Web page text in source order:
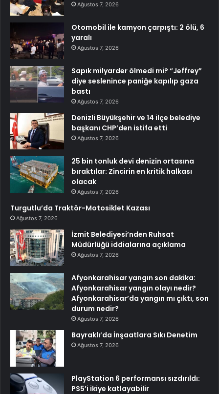
Ağustos 7, 2026
Otomobil ile kamyon çarpıştı: 2 ölü, 6
yaralı
Ağustos 7, 2026
Sapık milyarder ölmedi mi? “Jeffrey”
diye seslenince paniğe kapılıp gaza
bastı
Ağustos 7, 2026
Denizli Büyükşehir ve 14 ilçe belediye
başkanı CHP’den istifa etti
Ağustos 7, 2026
25 bin tonluk devi denizin ortasına
bıraktılar: Zincirin en kritik halkası
olacak
Ağustos 7, 2026
Turgutlu’da Traktör-Motosiklet Kazası
Ağustos 7, 2026
İzmit Belediyesi’nden Ruhsat
Müdürlüğü iddialarına açıklama
Ağustos 7, 2026
Afyonkarahisar yangın son dakika:
Afyonkarahisar yangın olayı nedir?
Afyonkarahisar’da yangın mı çıktı, son
durum nedir?
Ağustos 7, 2026
Bayraklı’da İnşaatlara Sıkı Denetim
Ağustos 7, 2026
PlayStation 6 performansı sızdırıldı:
PS5’i ikiye katlayabilir